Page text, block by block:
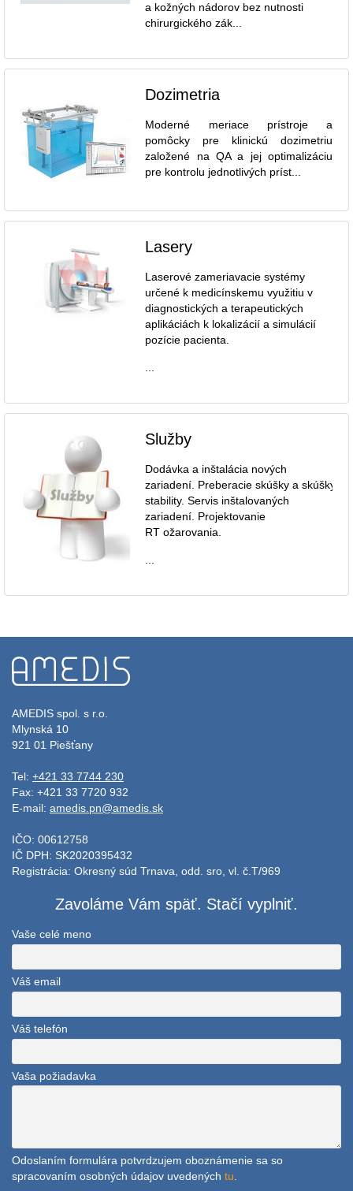
a kožných nádorov bez nutnosti
chirurgického zák...
Dozimetria
Moderné meriace prístroje a
pomôcky pre klinickú dozimetriu
založené na QA a jej optimalizáciu
pre kontrolu jednotlivých príst...
Lasery
Laserové zameriavacie systémy
určené k medicínskemu využitiu v
diagnostických a terapeutických
aplikáciách k lokalizácií a simulácií
pozície pacienta.
Služby
Dodávka a inštalácia nových
zariadení. Preberacie skúšky a skúšky
stability. Servis inštalovaných
zariadení. Projektovanie
RT ožarovania.
AMEDIS spol. s r.o.
Mlynská 10
921 01 Piešťany
Tel: +421 33 7744 230
Fax: +421 33 7720 932
E-mail: amedis.pn@amedis.sk
IČO: 00612758
IČ DPH: SK2020395432
Registrácia: Okresný súd Trnava, odd. sro, vl. č.T/969
Zavoláme Vám späť. Stačí vyplniť.
Vaše celé meno
Váš email
Váš telefón
Vaša požiadavka
Odoslaním formulára potvrdzujem oboznámenie sa so
spracovaním osobných údajov uvedených tu